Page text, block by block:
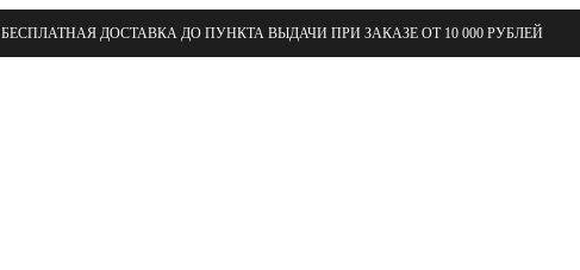
БЕСПЛАТНАЯ ДОСТАВКА ДО ПУНКТА ВЫДАЧИ ПРИ ЗАКАЗЕ ОТ 10 000 РУБЛЕЙ